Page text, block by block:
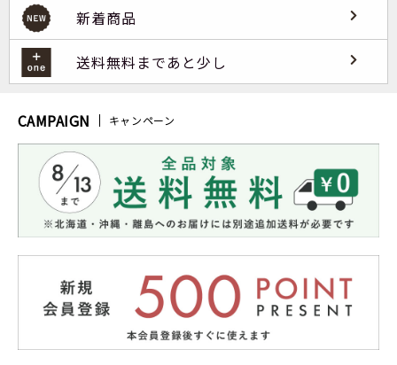
新着商品
送料無料まであと少し
CAMPAIGN キャンペーン